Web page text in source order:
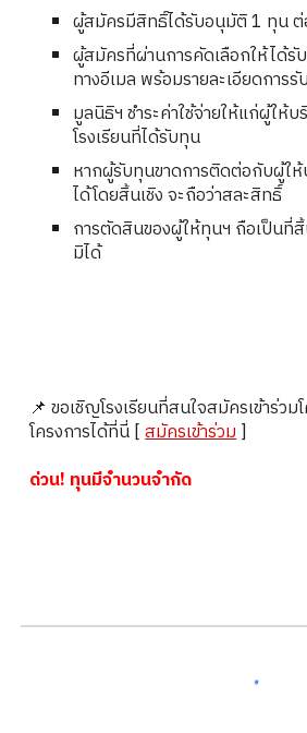
ผู้สมัครมีสิทธิ์ได้รับอนุมัติ 1 ทุน ต่
ผู้สมัครที่ผ่านการคัดเลือกให้ได้รั
ทางอีเมล พร้อมรายละเอียดการรั
มูลนิธิฯ ชำระค่าใช้จ่ายให้แก่ผู้ให้
โรงเรียนที่ได้รับทุน
หากผู้รับทุนขาดการติดต่อกับผู้ใ
ได้โดยสิ้นเชิง จะถือว่าสละสิทธิ์
การตัดสินของผู้ให้ทุนฯ ถือเป็นที่
มิได้
📌 ขอเชิญโรงเรียนที่สนใจสมัครเข้าร่วม
โครงการได้ที่นี่ [สมัครเข้าร่วม]
ด่วน! ทุนมีจำนวนจำกัด